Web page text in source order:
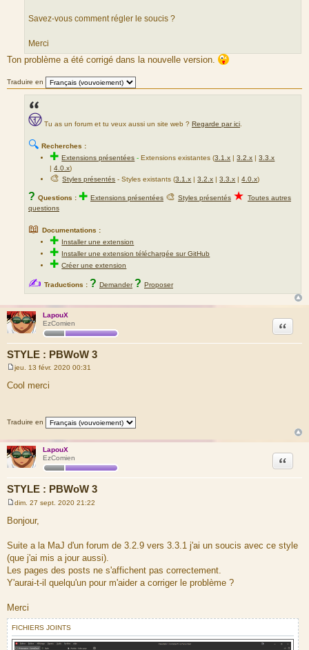
e
s
a
g
Savez-vous comment régler le soucis ?
Merci
Ton problème a été corrigé dans la nouvelle version.
Traduire en
Tu as un forum et tu veux aussi un site web ? Regarde par ici
🔍 Recherches :
✚Extensions présentées -Extensions existantes (3.1.x |3.2.x |3.3.x
|4.0.x)
🎨Styles présentés - Styles existants (3.1.x |3.2.x |3.3.x |4.0.x)
? Questions : ✚ Extensions présentées 🎨 Styles présentés ★ Toutes autres
questions
📖 Documentations :
✚ Installer une extension
✚ Installer une extension téléchargée sur GitHub
✚Créer une extension
✍ Traductions : ? Demander ? Proposer
LapouX
EzComien
STYLE : PBWoW 3
Citation
M
s
e
jeu. 13 févr. 2020 00:31
Cool merci
Traduire en
LapouX
EzComien
STYLE : PBWoW 3
Citation
s
a
g
e
dim. 27 sept. 2020 21:22
Bonjour,
Suite a la MaJ d'un forum de 3.2.9 vers 3.3.1 j'ai un soucis avec ce style
(que j'ai mis a jour aussi).
Les pages des posts ne s'affichent pas correctement.
Y'aurai-t-il quelqu'un pour m'aider a corriger le problème ?
Merci
FICHIERS JOINTS